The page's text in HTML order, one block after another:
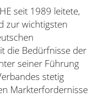
seit 1989 leitete,
zur wichtigsten
die Bedürfnisse der
seiner Führung
stetig
Markterfordernisse